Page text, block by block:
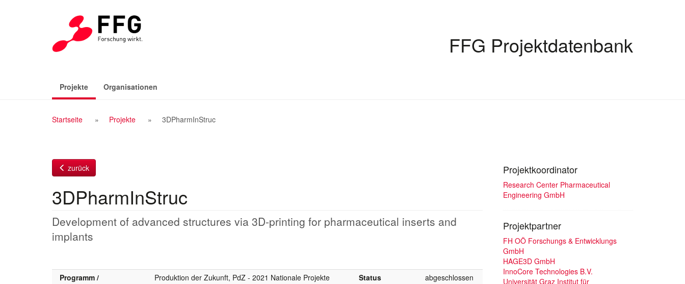
FFG Projektdatenbank
Projekte(aktiv)Organisationen
Breadcrumb
Startseite Projekte 3DPharmInStruc
zurück
3DPharmInStruc
Development of advanced structures via 3D-printing for pharmaceutical inserts and
implants
Programm /
Produktion der Zukunft, PdZ - 2021 Nationale Projekte Status abgeschlossen
Projektkoordinator
Research Center Pharmaceutical
Engineering GmbH
Projektpartner
FH OÖ Forschungs & Entwicklungs
GmbH
HAGE3D GmbH
InnoCore Technologies B.V.
Universität Graz Institut für